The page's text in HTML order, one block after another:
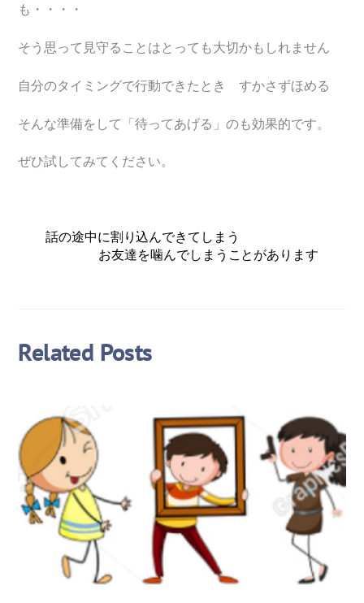
も・・・・
そう思って見守ることはとっても大切かもしれません
自分のタイミングで行動できたとき すかさずほめる
そんな準備をして「待ってあげる」のも効果的です。
ぜひ試してみてください。
話の途中に割り込んできてしまう
お友達を噛んでしまうことがあります
Related Posts